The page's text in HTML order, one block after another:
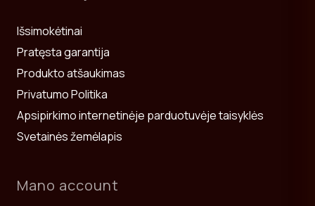
Išsimokėtinai
Pratęsta garantija
Produkto atšaukimas
Privatumo Politika
Apsipirkimo internetinėje parduotuvėje taisyklės
Svetainės žemėlapis
Mano account